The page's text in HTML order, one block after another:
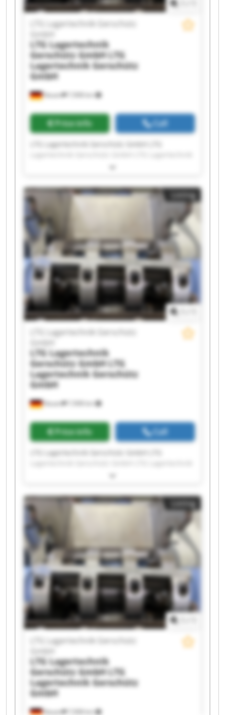
Nauen 7,908 km
LTG Lagertechnik Gerschütz
LTG Lagertechnik
Gerschütz GmbHLTG
Lagertechnik Gerschütz
GmbH
Price info Call
LTG Lagertechnik Gerschütz GmbH LTG
Gerschütz GmbH LTG Lagertechnik Gerschütz
Lagertechnik Gerschütz GmbH LTG Lagertechnik
Gerschütz GmbH LTG Lagertechnik Gerschütz
Lagertechnik Gerschütz GmbH LTG Lagertechnik
Gerschütz GmbH LTG Lagertechnik Gerschütz
GmbH LTG Lagertechnik Gerschütz GmbH LTG
Lagertechnik Gerschütz GmbH LTG Lagertechnik
Gerschütz GmbH LTG Lagertechnik Gerschütz
GmbH LTG Lagertechnik Gerschütz GmbH LTG
Lagertechnik Gerschütz GmbH LTG Lagertechnik
Gerschütz GmbH LTG Lagertechnik Gerschütz
GmbH
Listing
Nauen 7,908 km
LTG Lagertechnik Gerschütz
LTG Lagertechnik
Gerschütz GmbHLTG
Lagertechnik Gerschütz
GmbH
Price info Call
LTG Lagertechnik Gerschütz GmbH LTG
Gerschütz GmbH LTG Lagertechnik Gerschütz
Lagertechnik Gerschütz GmbH LTG Lagertechnik
Gerschütz GmbH LTG Lagertechnik Gerschütz
Lagertechnik Gerschütz GmbH LTG Lagertechnik
Gerschütz GmbH LTG Lagertechnik Gerschütz
GmbH LTG Lagertechnik Gerschütz GmbH LTG
Lagertechnik Gerschütz GmbH LTG Lagertechnik
Gerschütz GmbH LTG Lagertechnik Gerschütz
GmbH LTG Lagertechnik Gerschütz GmbH LTG
Lagertechnik Gerschütz GmbH LTG Lagertechnik
Gerschütz GmbH LTG Lagertechnik Gerschütz
GmbH
Listing
Nauen 7,908 km
LTG Lagertechnik Gerschütz
LTG Lagertechnik
Gerschütz GmbHLTG
Lagertechnik Gerschütz
GmbH